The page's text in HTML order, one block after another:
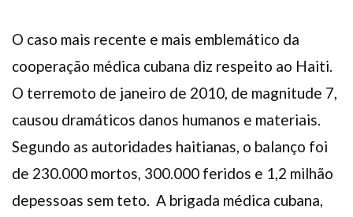
O caso mais recente e mais emblemático da
cooperação médica cubana diz respeito ao Haiti.
O terremoto de janeiro de 2010, de magnitude 7,
causou dramáticos danos humanos e materiais.
Segundo as autoridades haitianas, o balanço foi
de 230.000 mortos, 300.000 feridos e 1,2 milhão
depessoas sem teto. A brigada médica cubana,